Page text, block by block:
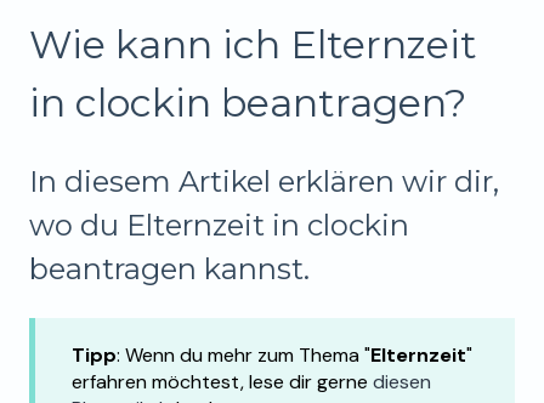
Wie kann ich Elternzeit
in clockin beantragen?
In diesem Artikel erklären wir dir,
wo du Elternzeit in clockin
beantragen kannst.
Tipp: Wenn du mehr zum Thema "Elternzeit"
erfahren möchtest, lese dir gerne diesen